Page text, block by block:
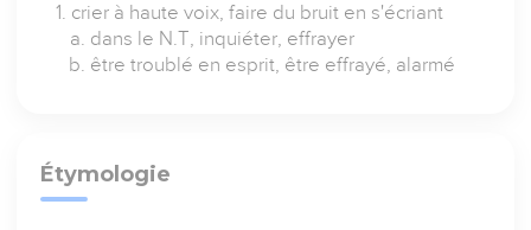
crier à haute voix, faire du bruit en s'écriant
dans le N.T, inquiéter, effrayer
être troublé en esprit, être effrayé, alarmé
Étymologie